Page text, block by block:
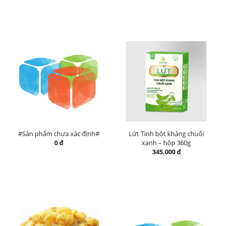
#Sản phẩm chưa xác định#
0 đ
Lứt Tinh bột kháng chuối
xanh – hộp 360g
345.000 đ